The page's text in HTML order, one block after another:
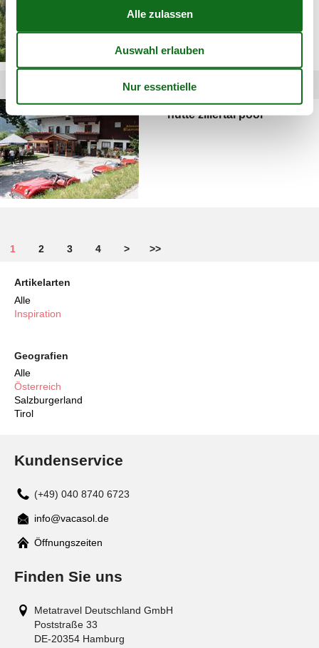
hütte zillertal pool
1 2 3 4 > >>
Artikelarten
Alle
Inspiration
Geografien
Alle
Österreich
Salzburgerland
Tirol
Kundenservice
(+49) 040 8740 6723
Mail
info@vacasol.de
Öffnungszeiten
Finden Sie uns
Metatravel Deutschland GmbH
Poststraße 33
DE-20354 Hamburg